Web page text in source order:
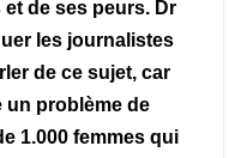
de ses peurs. Dr
les journalistes
de ce sujet, car
un problème de
1.000 femmes qui